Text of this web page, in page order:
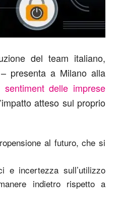
del team italiano,
presenta a Milano alla
delle imprese
atteso sul proprio
al futuro, che si
e incertezza sull’utilizzo
indietro rispetto a